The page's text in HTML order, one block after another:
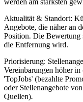
werden am stärksten
Aktualität & Standort:
Angebote, die näher an
Position. Die Bewertung
die Entfernung wird.
Priorisierung:
Vereinbarungen höher
'TopJobs' (bezahlte
oder Stellenangebote
Quellen).